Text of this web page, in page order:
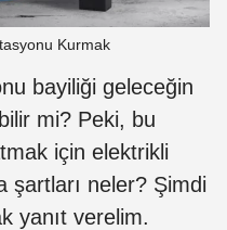
Kurmak
bayiliği geleceğin
mi? Peki, bu
için elektrikli
şartları neler? Şimdi
yanıt verelim.